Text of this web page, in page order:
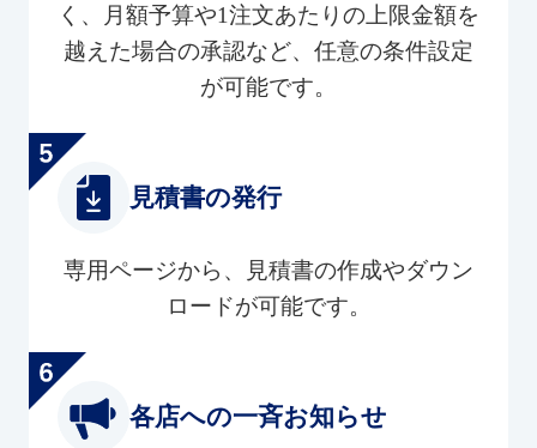
く、月額予算や1注文あたりの上限金額を
越えた場合の承認など、任意の条件設定
が可能です。
見積書の発行
専用ページから、見積書の作成やダウン
ロードが可能です。
各店への一斉お知らせ